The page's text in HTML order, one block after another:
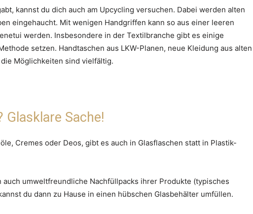
kannst du dich auch am Upcycling versuchen. Dabei werden alten
eingehaucht. Mit wenigen Handgriffen kann so aus einer leeren
werden. Insbesondere in der Textilbranche gibt es einige
setzen. Handtaschen aus LKW-Planen, neue Kleidung aus alten
Möglichkeiten sind vielfältig.
Glasklare Sache!
Cremes oder Deos, gibt es auch in Glasflaschen statt in Plastik-
auch umweltfreundliche Nachfüllpacks ihrer Produkte (typisches
du dann zu Hause in einen hübschen Glasbehälter umfüllen.